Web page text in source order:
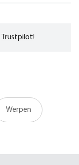
Trustpilot!
Werpen